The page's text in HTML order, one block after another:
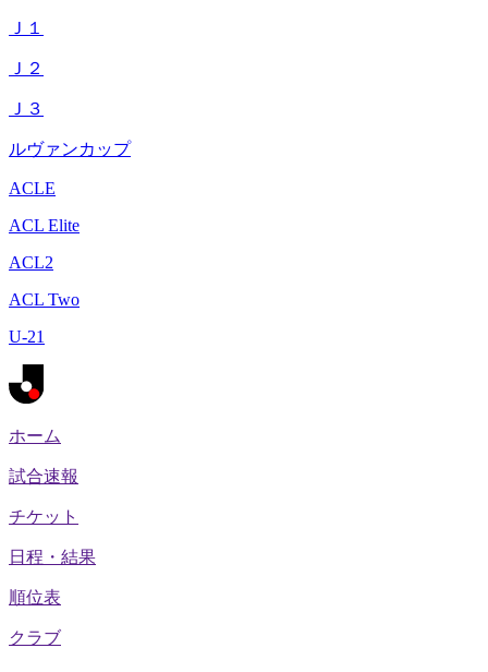
Ｊ１
Ｊ２
Ｊ３
ルヴァンカップ
ACLE
ACL Elite
ACL2
ACL Two
U-21
ホーム
試合速報
チケット
日程・結果
順位表
クラブ